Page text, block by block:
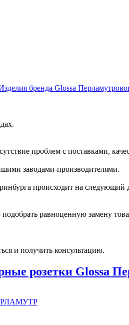
бренда Glossa
проблем с поставками,
заводами-производителями.
происходит на следующий
равноценную замену
и получить консультацию.
розетки Glossa